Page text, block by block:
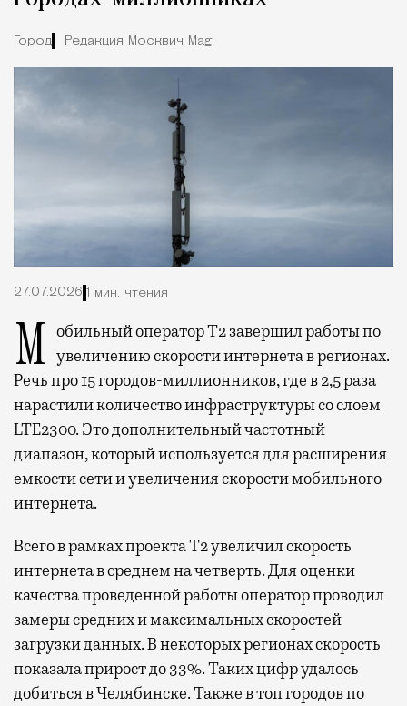
Город Редакция Москвич Mag
27.07.2026 1 мин. чтения
Мобильный оператор Т2 завершил работы по увеличению скорости интернета в регионах.
Речь про 15 городов-миллионников, где в 2,5 раза
нарастили количество инфраструктуры со слоем
LTE2300. Это дополнительный частотный
диапазон, который используется для расширения
емкости сети и увеличения скорости мобильного
интернета.
Всего в рамках проекта Т2 увеличил скорость
интернета в среднем на четверть. Для оценки
качества проведенной работы оператор проводил
замеры средних и максимальных скоростей
загрузки данных. В некоторых регионах скорость
показала прирост до 33%. Таких цифр удалось
добиться в Челябинске. Также в топ городов по